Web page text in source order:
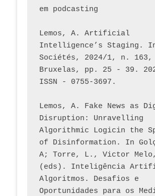
em podcasting
Lemos, A. Artificial
Intelligence’s Staging.
Sociétés, 2024/1, n. 163,
Bruxelas, pp. 25 - 39.
ISSN - 0755-3697.
Lemos, A. Fake News as
Disruption: Unravelling
Algorithmic Logicin the
of Disinformation. In
A; Torre, L., Victor
(eds). Inteligência
Algoritmos. Desafios e
Oportunidades para os